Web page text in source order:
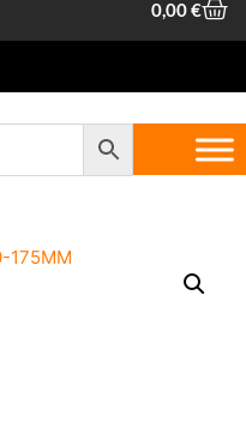
0,00€
/ Männänrengaspuristin